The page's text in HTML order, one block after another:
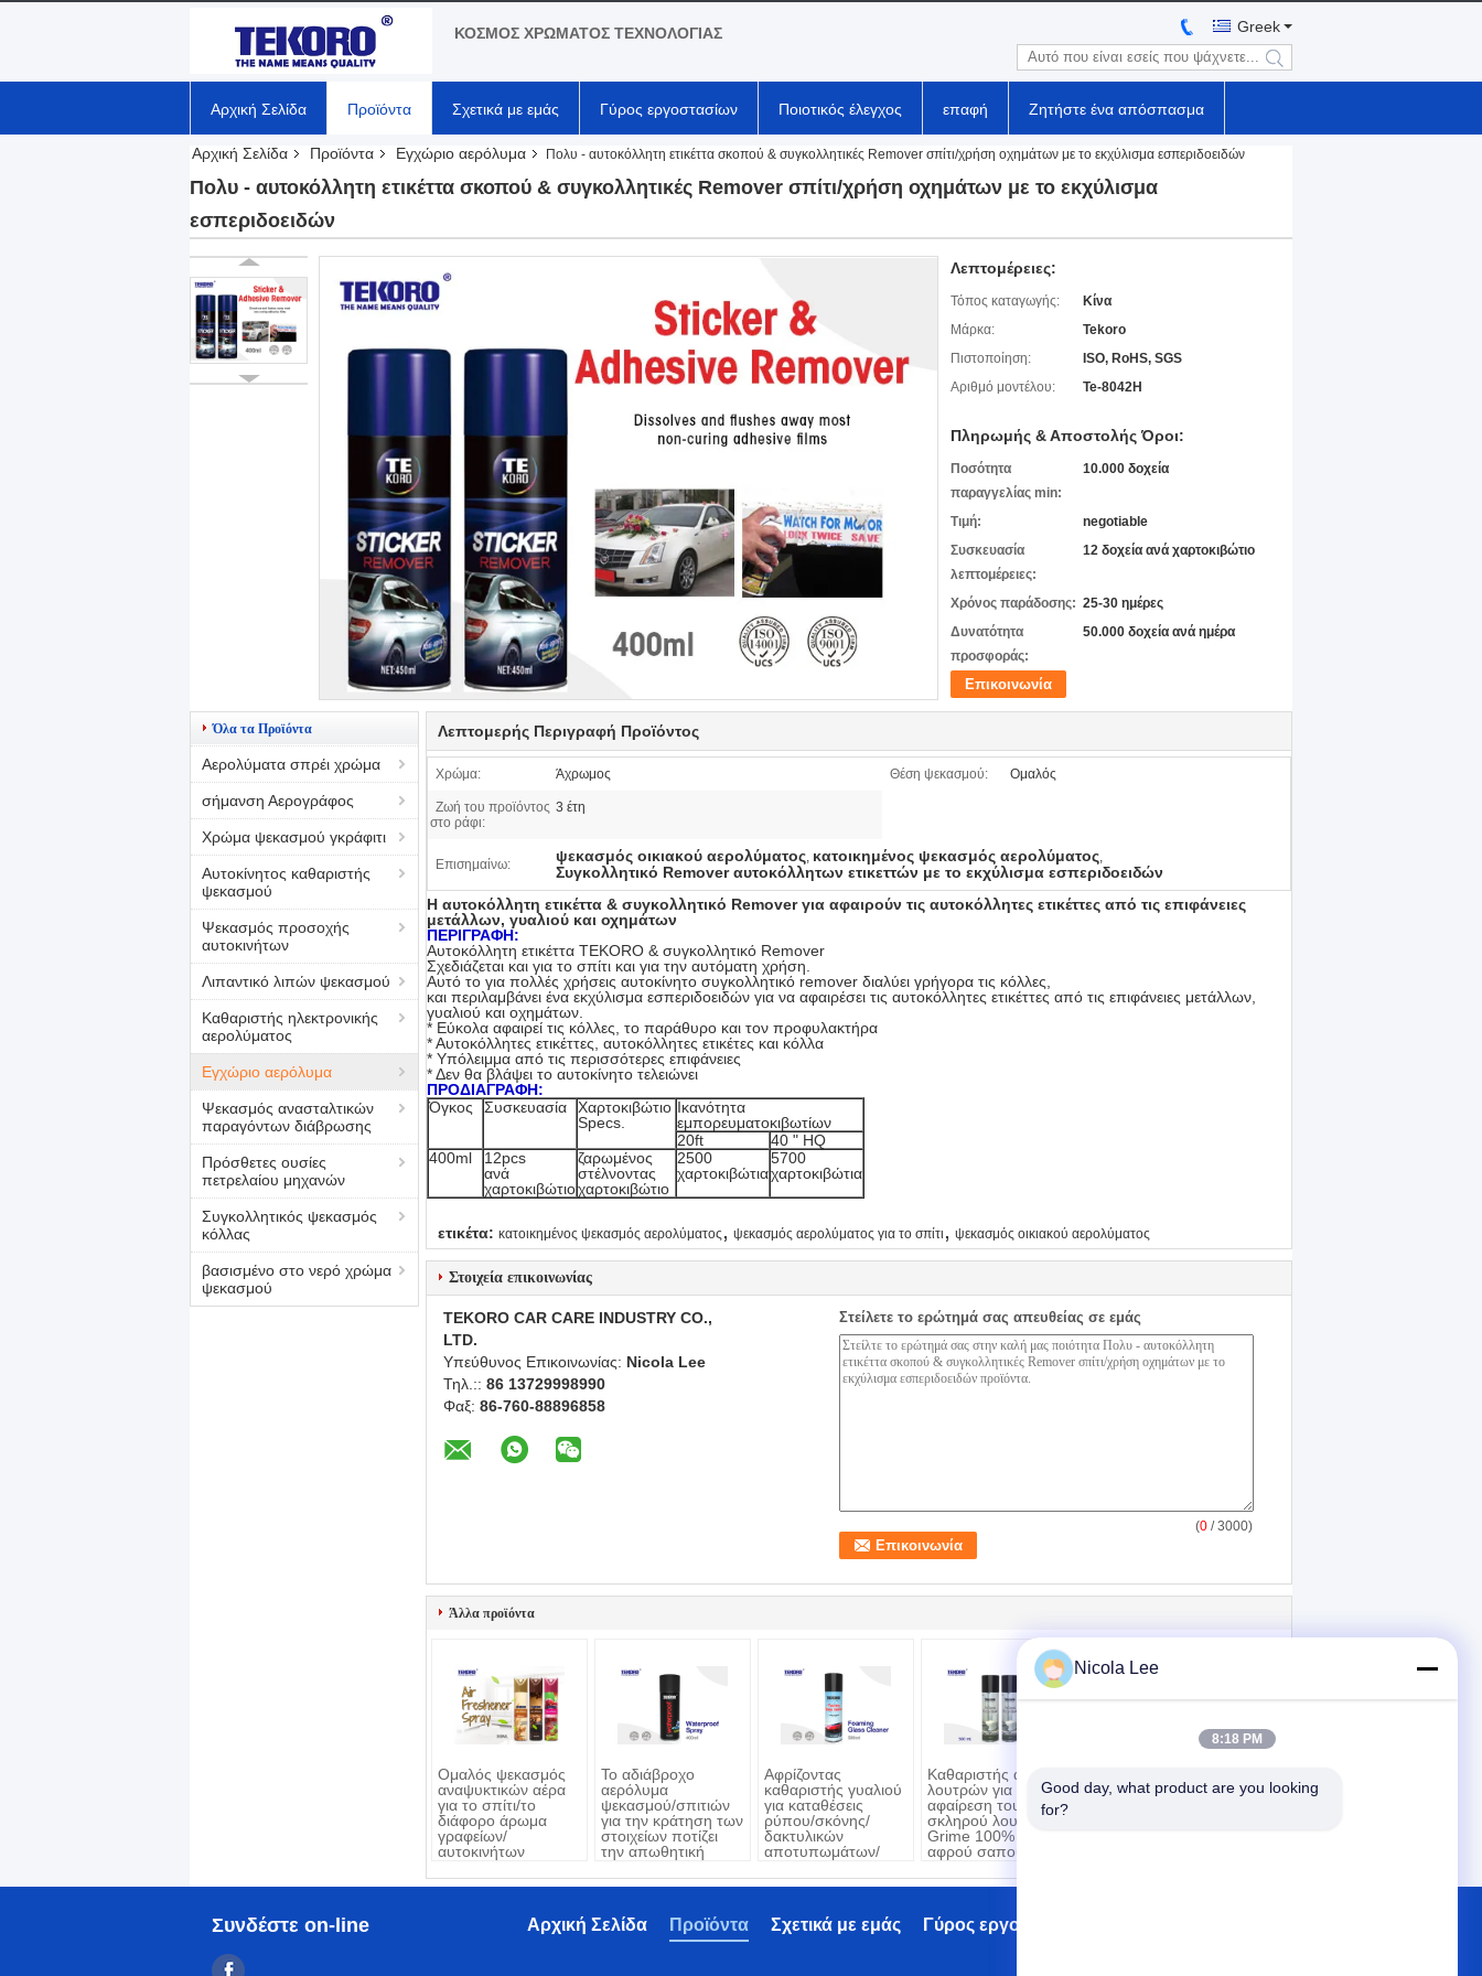
ΚΟΣΜΟΣ ΧΡΩΜΑΤΟΣ ΤΕΧΝΟΛΟΓΙΑΣ Greek
search
Αρχική Σελίδα Προϊόντα Σχετικά με εμάς Γύρος εργοστασίων Ποιοτικός έλεγχος επαφή Ζητήστε ένα απόσπασμα
Αρχική Σελίδα Προϊόντα Εγχώριο αερόλυμα Πολυ - αυτοκόλλητη ετικέττα σκοπού & συγκολλητικές Remover σπίτι/χρήση οχημάτων με το εκχύλισμα εσπεριδοειδών
Πολυ - αυτοκόλλητη ετικέττα σκοπού & συγκολλητικές Remover σπίτι/χρήση οχημάτων με το εκχύλισμα
εσπεριδοειδών
Λεπτομέρειες:
Τόπος καταγωγής:
Κίνα
Μάρκα:
Tekoro
Πιστοποίηση:
ISO, RoHS, SGS
Αριθμό μοντέλου:
Te-8042H
Πληρωμής & Αποστολής Όροι:
Ποσότητα
παραγγελίας min:
10.000 δοχεία
Τιμή:
negotiable
Συσκευασία
λεπτομέρειες:
12 δοχεία ανά χαρτοκιβώτιο
Χρόνος παράδοσης: 25-30 ημέρες
Δυνατότητα
προσφοράς:
50.000 δοχεία ανά ημέρα
Επικοινωνία
Όλα τα Προϊόντα
Αερολύματα σπρέι χρώμα
σήμανση Αερογράφος
Χρώμα ψεκασμού γκράφιτι
Αυτοκίνητος καθαριστής
ψεκασμού
Ψεκασμός προσοχής
αυτοκινήτων
Λιπαντικό λιπών ψεκασμού
Καθαριστής ηλεκτρονικής
αερολύματος
Εγχώριο αερόλυμα
Ψεκασμός ανασταλτικών
παραγόντων διάβρωσης
Πρόσθετες ουσίες
πετρελαίου μηχανών
Συγκολλητικός ψεκασμός
κόλλας
βασισμένο στο νερό χρώμα
ψεκασμού
Λεπτομερής Περιγραφή Προϊόντος
Χρώμα: Άχρωμος Θέση ψεκασμού: Ομαλός
Ζωή του προϊόντος
στο ράφι:
3 έτη
Επισημαίνω: ψεκασμός οικιακού αερολύματος, κατοικημένος ψεκασμός αερολύματος,
Συγκολλητικό Remover αυτοκόλλητων ετικεττών με το εκχύλισμα εσπεριδοειδών
Η αυτοκόλλητη ετικέττα & συγκολλητικό Remover για αφαιρούν τις αυτοκόλλητες ετικέττες από τις επιφάνειες
μετάλλων, γυαλιού και οχημάτων
ΠΕΡΙΓΡΑΦΗ:
Αυτοκόλλητη ετικέττα TEKORO & συγκολλητικό Remover
Σχεδιάζεται και για το σπίτι και για την αυτόματη χρήση.
Αυτό το για πολλές χρήσεις αυτοκίνητο συγκολλητικό remover διαλύει γρήγορα τις κόλλες,
και περιλαμβάνει ένα εκχύλισμα εσπεριδοειδών για να αφαιρέσει τις αυτοκόλλητες ετικέττες από τις επιφάνειες μετάλλων,
γυαλιού και οχημάτων.
* Εύκολα αφαιρεί τις κόλλες, το παράθυρο και τον προφυλακτήρα
* Αυτοκόλλητες ετικέττες, αυτοκόλλητες ετικέτες και κόλλα
* Υπόλειμμα από τις περισσότερες επιφάνειες
* Δεν θα βλάψει το αυτοκίνητο τελειώνει
ΠΡΟΔΙΑΓΡΑΦΗ:
Όγκος
Συσκευασία
Χαρτοκιβώτιο
Specs.
Ικανότητα
εμπορευματοκιβωτίων
20ft
40 " HQ
400ml
12pcs
ανά
χαρτοκιβώτιο
ζαρωμένος
στέλνοντας
χαρτοκιβώτιο
2500
χαρτοκιβώτια
5700
χαρτοκιβώτια
ετικέτα: κατοικημένος ψεκασμός αερολύματος , ψεκασμός αερολύματος για το σπίτι , ψεκασμός οικιακού αερολύματος
Στοιχεία επικοινωνίας
TEKORO CAR CARE INDUSTRY CO.,
LTD.
Υπεύθυνος Επικοινωνίας: Nicola Lee
Τηλ.:: 86 13729998990
Φαξ: 86-760-88896858
Στείλετε το ερώτημά σας απευθείας σε εμάς
(0 / 3000)
Άλλα προϊόντα
Ομαλός ψεκασμός
αναψυκτικών αέρα
για το σπίτι/το
διάφορο άρωμα
γραφείων/
αυτοκινήτων
Το αδιάβροχο
αερόλυμα
ψεκασμού/σπιτιών
για την κράτηση των
στοιχείων ποτίζει
την απωθητική
ανθεκτικούς
Αφρίζοντας
καθαριστής γυαλιού
για καταθέσεις
ρύπου/σκόνης/
δακτυλικών
αποτυπωμάτων/
καθαρισμού τις
Καθαριστής αφρού
λουτρών για την
αφαίρεση του
σκληρού λουτρού
Grime 100% και του
αφρού σαπουνιών
στίλβωση για την
Συνδέστε on-line Γύρος εργοστασίων
Σχετικά με εμάς
Προϊόντα
Αρχική Σελίδα
Nicola Lee
8:18 PM
Good day, what product are you looking
for?